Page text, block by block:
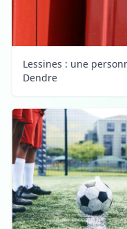
Lessines : une
Dendre